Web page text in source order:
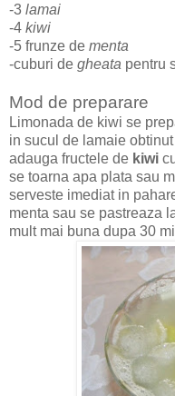
-3 lamai
-4 kiwi
-5 frunze de menta
-cuburi de gheata pentru
Mod de preparare
Limonada de kiwi se
in sucul de lamaie
adauga fructele de kiwi
se toarna apa plata sau
serveste imediat in
menta sau se pastreaza
mult mai buna dupa 30